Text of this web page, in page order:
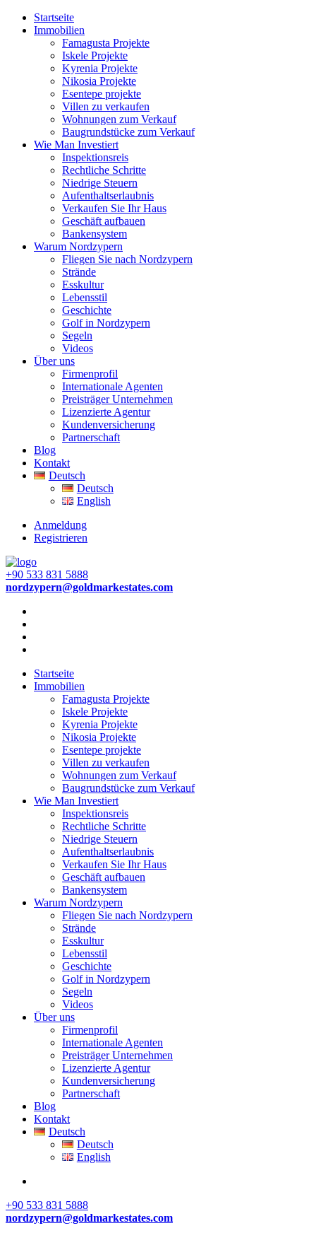
Startseite
Immobilien
Famagusta Projekte
Iskele Projekte
Kyrenia Projekte
Nikosia Projekte
Esentepe projekte
Villen zu verkaufen
Wohnungen zum Verkauf
Baugrundstücke zum Verkauf
Wie Man Investiert
Inspektionsreis
Rechtliche Schritte
Niedrige Steuern
Aufenthaltserlaubnis
Verkaufen Sie Ihr Haus
Geschäft aufbauen
Bankensystem
Warum Nordzypern
Fliegen Sie nach Nordzypern
Strände
Esskultur
Lebensstil
Geschichte
Golf in Nordzypern
Segeln
Videos
Über uns
Firmenprofil
Internationale Agenten
Preisträger Unternehmen
Lizenzierte Agentur
Kundenversicherung
Partnerschaft
Blog
Kontakt
Deutsch
Deutsch
English
Anmeldung
Registrieren
+90 533 831 5888
nordzypern@goldmarkestates.com
Startseite
Immobilien
Famagusta Projekte
Iskele Projekte
Kyrenia Projekte
Nikosia Projekte
Esentepe projekte
Villen zu verkaufen
Wohnungen zum Verkauf
Baugrundstücke zum Verkauf
Wie Man Investiert
Inspektionsreis
Rechtliche Schritte
Niedrige Steuern
Aufenthaltserlaubnis
Verkaufen Sie Ihr Haus
Geschäft aufbauen
Bankensystem
Warum Nordzypern
Fliegen Sie nach Nordzypern
Strände
Esskultur
Lebensstil
Geschichte
Golf in Nordzypern
Segeln
Videos
Über uns
Firmenprofil
Internationale Agenten
Preisträger Unternehmen
Lizenzierte Agentur
Kundenversicherung
Partnerschaft
Blog
Kontakt
Deutsch
Deutsch
English
+90 533 831 5888
nordzypern@goldmarkestates.com